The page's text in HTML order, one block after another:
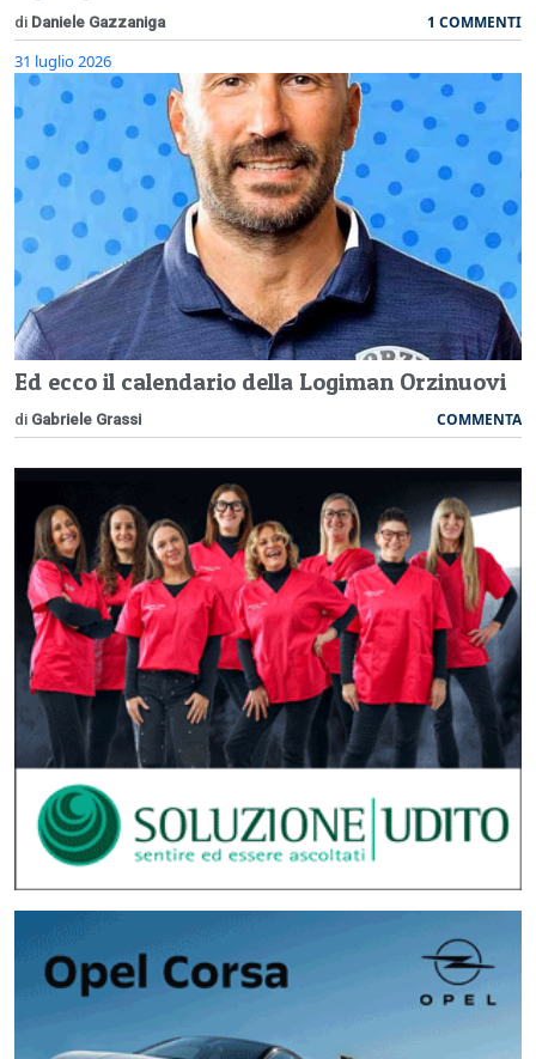
di Daniele Gazzaniga 1 COMMENTI
31 luglio 2026
Ed ecco il calendario della Logiman Orzinuovi
di Gabriele Grassi COMMENTA